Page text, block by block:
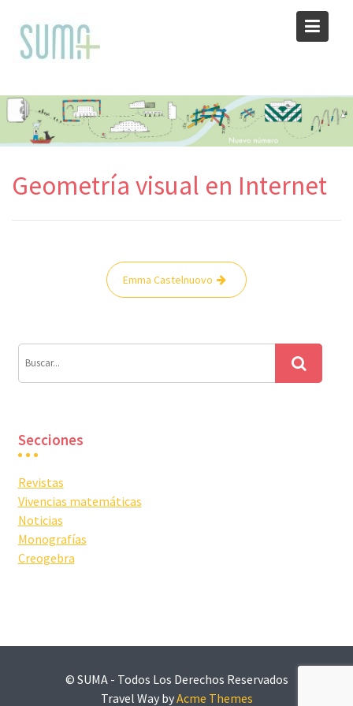
content
Geometría visual en Internet
Navegación
Emma Castelnuovo
Secciones
Revistas
Vivencias matemáticas
Noticias
Monografías
Creogebra
© SUMA - Todos Los Derechos Reservados
Travel Way byAcme Themes